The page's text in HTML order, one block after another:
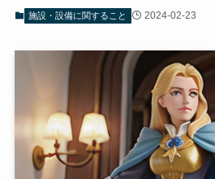
施設・設備に関すること 2024-02-23